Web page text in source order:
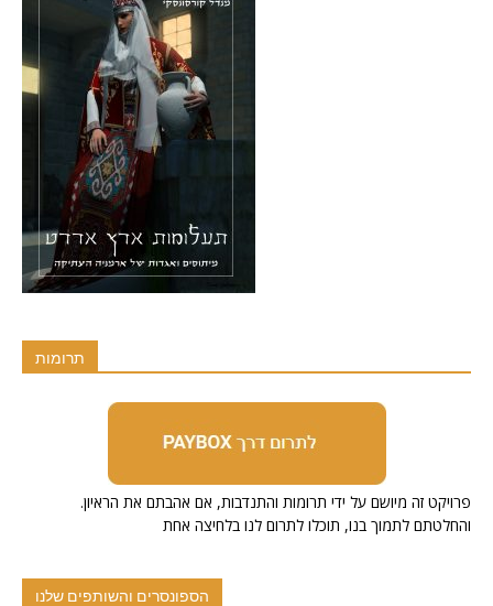
תרומות
.פרויקט זה מיושם על ידי תרומות והתנדבות, אם אהבתם את הראיון
והחלטתם לתמוך בנו, תוכלו לתרום לנו בלחיצה אחת
הספונסרים והשותפים שלנו